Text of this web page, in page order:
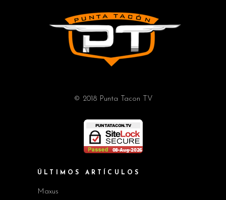
© 2018 Punta Tacon TV
ÚLTIMOS ARTÍCULOS
Maxus